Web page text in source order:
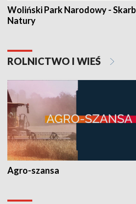
Woliński Park Narodowy -
Natury
ROLNICTWO I WIEŚ
Agro-szansa